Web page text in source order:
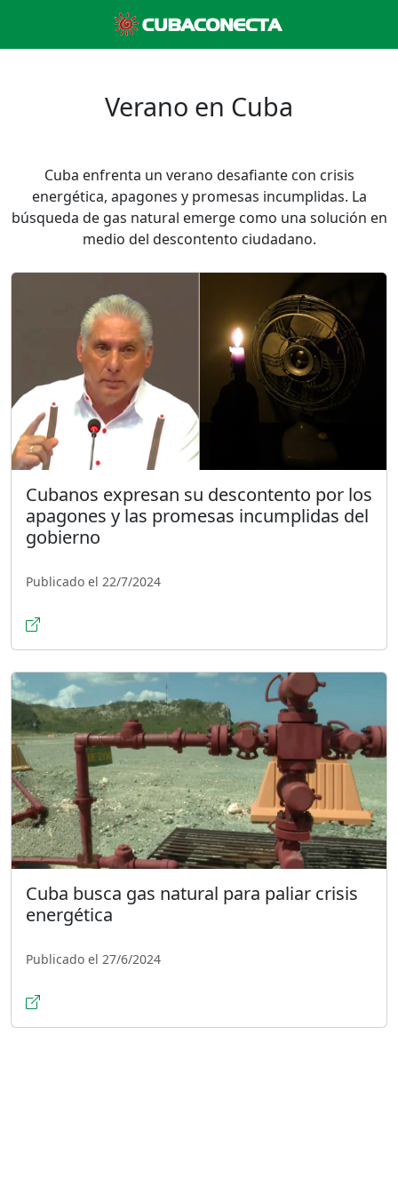
Verano en Cuba
Cuba enfrenta un verano desafiante con crisis
energética, apagones y promesas incumplidas. La
búsqueda de gas natural emerge como una solución en
medio del descontento ciudadano.
Cubanos expresan su descontento por los
apagones y las promesas incumplidas del
gobierno
Publicado el 22/7/2024
Cuba busca gas natural para paliar crisis
energética
Publicado el 27/6/2024